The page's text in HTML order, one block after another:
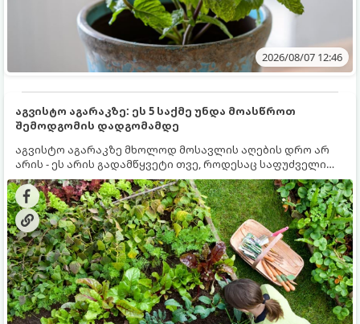
2026/08/07 12:46
აგვისტო აგარაკზე: ეს 5 საქმე უნდა მოასწროთ
შემოდგომის დადგომამდე
აგვისტო აგარაკზე მხოლოდ მოსავლის აღების დრო არ
არის - ეს არის გადამწყვეტი თვე, როდესაც საფუძველი
ეყრება მომავალი წლის მოსავალს და ბაღი მზადდება
შემოდგომა-ზამთრის სეზონისთვის. იმისათვის, რომ
ნიადაგმა ენერგია აღიდგინოს, ხოლო მცენარეებმა
ზამთარს გაუძლონ, აგვისტოს ბოლომდე 5
მნიშვნელოვანი საქმის გაკეთება უნდა მოასწროთ: